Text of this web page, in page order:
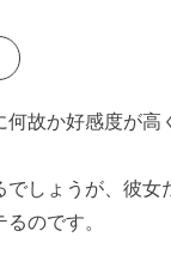
何故か好感度が高
でしょうが、彼女
のです。